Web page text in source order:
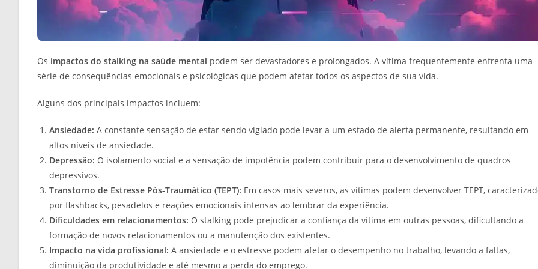
Os impactos do stalking na saúde mental podem ser devastadores e prolongados. A vítima frequentemente enfrenta uma
série de consequências emocionais e psicológicas que podem afetar todos os aspectos de sua vida.
Alguns dos principais impactos incluem:
Ansiedade: A constante sensação de estar sendo vigiado pode levar a um estado de alerta permanente, resultando em
altos níveis de ansiedade.
Depressão: O isolamento social e a sensação de impotência podem contribuir para o desenvolvimento de quadros
depressivos.
Transtorno de Estresse Pós-Traumático (TEPT): Em casos mais severos, as vítimas podem desenvolver TEPT,
por flashbacks, pesadelos e reações emocionais intensas ao lembrar da experiência.
Dificuldades em relacionamentos: O stalking pode prejudicar a confiança da vítima em outras pessoas, dificultando a
formação de novos relacionamentos ou a manutenção dos existentes.
Impacto na vida profissional: A ansiedade e o estresse podem afetar o desempenho no trabalho, levando a faltas,
diminuição da produtividade e até mesmo a perda do emprego.